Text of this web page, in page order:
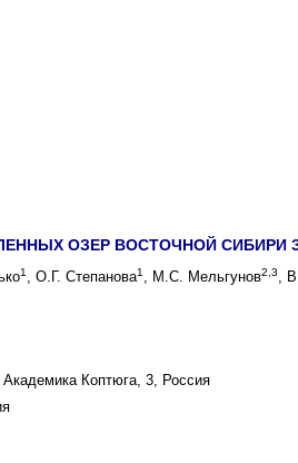
ОЗЕР ВОСТОЧНОЙ СИБИРИ
1 , О.Г. Степанова1 , М.С. Мельгунов2,3,
Коптюга, 3, Россия